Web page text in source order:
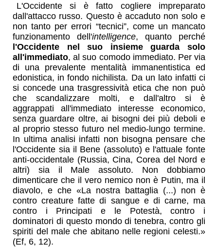
L'Occidente si è fatto cogliere impreparato
dall'attacco russo. Questo è accaduto non solo e
non tanto per errori “tecnici”, come un mancato
funzionamento dell'intelligence, quanto perché
l'Occidente nel suo insieme guarda solo
all'immediato, al suo comodo immediato. Per via
di una prevalente mentalità immanentistica ed
edonistica, in fondo nichilista. Da un lato infatti ci
si concede una trasgressività etica che non può
che scandalizzare molti, e dall'altro si è
aggrappati all'immediato interesse economico,
senza guardare oltre, ai bisogni dei più deboli e
al proprio stesso futuro nel medio-lungo termine.
In ultima analisi infatti non bisogna pensare che
l'Occidente sia il Bene (assoluto) e l'attuale fonte
anti-occidentale (Russia, Cina, Corea del Nord e
altri) sia il Male assoluto. Non dobbiamo
dimenticare che il vero nemico non è Putin, ma il
diavolo, e che «La nostra battaglia (...) non è
contro creature fatte di sangue e di carne, ma
contro i Principati e le Potestà, contro i
dominatori di questo mondo di tenebra, contro gli
spiriti del male che abitano nelle regioni celesti.»
(Ef, 6, 12).